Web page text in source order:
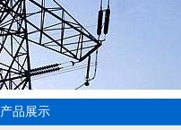
产品展示